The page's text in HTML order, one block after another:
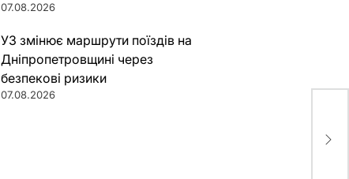
07.08.2026
УЗ змінює маршрути поїздів на
Дніпропетровщині через
безпекові ризики
07.08.2026